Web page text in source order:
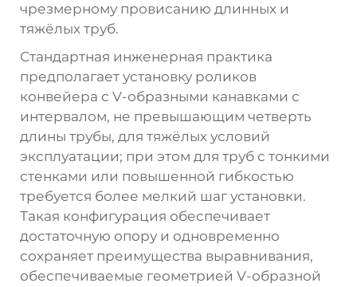
чрезмерному провисанию длинных и
тяжёлых труб.
Стандартная инженерная практика
предполагает установку роликов
конвейера с V-образными канавками с
интервалом, не превышающим четверть
длины трубы, для тяжёлых условий
эксплуатации; при этом для труб с тонкими
стенками или повышенной гибкостью
требуется более мелкий шаг установки.
Такая конфигурация обеспечивает
достаточную опору и одновременно
сохраняет преимущества выравнивания,
обеспечиваемые геометрией V-образной